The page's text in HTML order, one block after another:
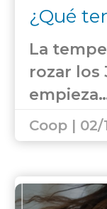
¿Qué
hora
La
rozar los
Coop | 02/